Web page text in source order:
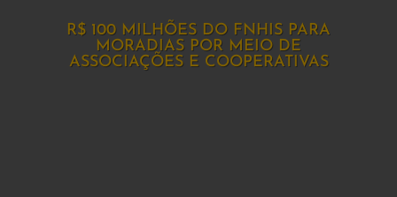
R$ 100 MILHÕES DO FNHIS PARA
MORADIAS POR MEIO DE
ASSOCIAÇÕES E COOPERATIVAS